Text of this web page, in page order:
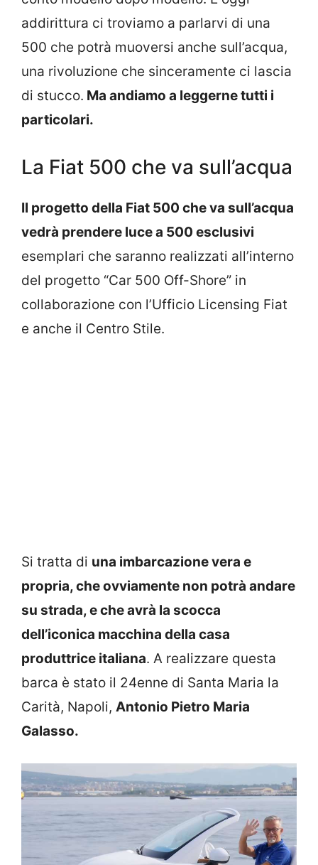
addirittura ci troviamo a parlarvi di una
500 che potrà muoversi anche sull’acqua,
una rivoluzione che sinceramente ci lascia
di stucco. Ma andiamo a leggerne tutti i
particolari.
La Fiat 500 che va sull’acqua
Il progetto della Fiat 500 che va sull’acqua
vedrà prendere luce a 500 esclusivi
esemplari che saranno realizzati all’interno
del progetto “Car 500 Off-Shore” in
collaborazione con l’Ufficio Licensing Fiat
e anche il Centro Stile.
Si tratta di una imbarcazione vera e
propria, che ovviamente non potrà andare
su strada, e che avrà la scocca
dell’iconica macchina della casa
produttrice italiana. A realizzare questa
barca è stato il 24enne di Santa Maria la
Carità, Napoli, Antonio Pietro Maria
Galasso.